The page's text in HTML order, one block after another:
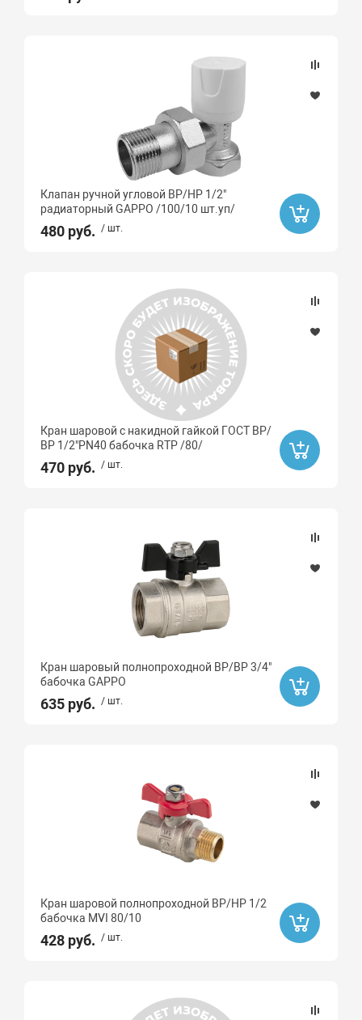
Клапан ручной угловой ВР/НР 1/2"
радиаторный GAPPO /100/10 шт.уп/
480 руб. / шт.
Кран шаровой с накидной гайкой ГОСТ ВР/
ВР 1/2"PN40 бабочка RTP /80/
470 руб. / шт.
Кран шаровый полнопроходной ВР/ВР 3/4"
бабочка GAPPO
635 руб. / шт.
Кран шаровой полнопроходной ВР/НР 1/2
бабочка MVI 80/10
428 руб. / шт.